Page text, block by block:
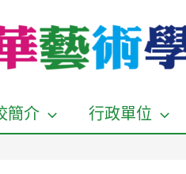
簡介 行政單位